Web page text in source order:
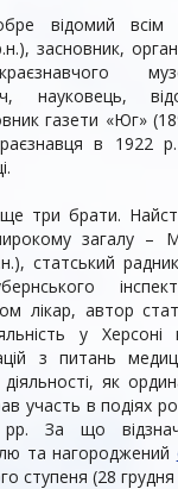
відомий всім
засновник,
науковець,
газети «Юг»
в 1922
три брати.
загалу –
статський
лікар, автор
у
з питань
як
в подіях
рр. За що
та нагороджений
ступеня (28